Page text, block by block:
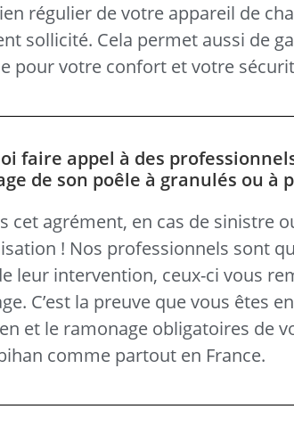
régulier de votre appareil de
sollicité. Cela permet aussi de
pour votre confort et votre
faire appel à des
de son poêle à granulés ou à
cet agrément, en cas de sinistre
! Nos professionnels sont
leur intervention, ceux-ci vous
C’est la preuve que vous êtes
et le ramonage obligatoires de
comme partout en France.